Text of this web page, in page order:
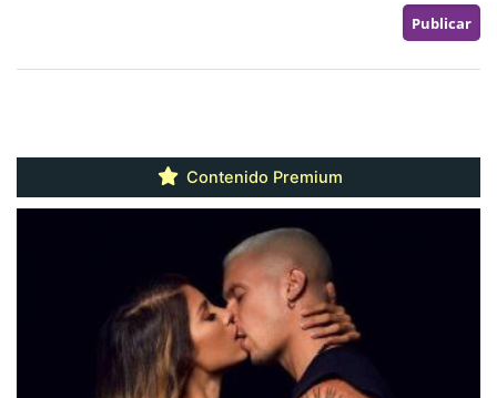
Contenido Premium